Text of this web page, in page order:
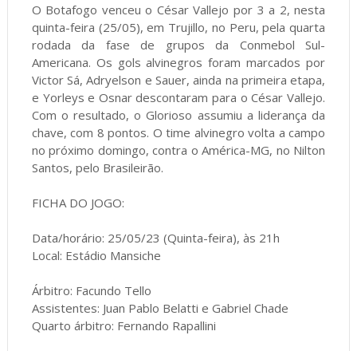
O Botafogo venceu o César Vallejo por 3 a 2, nesta
quinta-feira (25/05), em Trujillo, no Peru, pela quarta
rodada da fase de grupos da Conmebol Sul-
Americana. Os gols alvinegros foram marcados por
Victor Sá, Adryelson e Sauer, ainda na primeira etapa,
e Yorleys e Osnar descontaram para o César Vallejo.
Com o resultado, o Glorioso assumiu a liderança da
chave, com 8 pontos. O time alvinegro volta a campo
no próximo domingo, contra o América-MG, no Nilton
Santos, pelo Brasileirão.
FICHA DO JOGO:
Data/horário: 25/05/23 (Quinta-feira), às 21h
Local: Estádio Mansiche
Árbitro: Facundo Tello
Assistentes: Juan Pablo Belatti e Gabriel Chade
Quarto árbitro: Fernando Rapallini